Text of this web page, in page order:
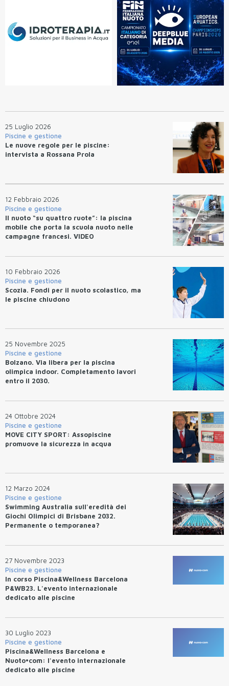
25 Luglio 2026
Piscine e gestione
Le nuove regole per le piscine:
intervista a Rossana Prola
12 Febbraio 2026
Piscine e gestione
Il nuoto “su quattro ruote”: la piscina
mobile che porta la scuola nuoto nelle
campagne francesi. VIDEO
10 Febbraio 2026
Piscine e gestione
Scozia. Fondi per il nuoto scolastico, ma
le piscine chiudono
25 Novembre 2025
Piscine e gestione
Bolzano. Via libera per la piscina
olimpica indoor. Completamento lavori
entro il 2030.
24 Ottobre 2024
Piscine e gestione
MOVE CITY SPORT: Assopiscine
promuove la sicurezza in acqua
12 Marzo 2024
Piscine e gestione
Swimming Australia sull'eredità dei
Giochi Olimpici di Brisbane 2032.
Permanente o temporanea?
27 Novembre 2023
Piscine e gestione
In corso Piscina&Wellness Barcelona
P&WB23. L'evento internazionale
dedicato alle piscine
30 Luglio 2023
Piscine e gestione
Piscina&Wellness Barcelona e
Nuoto•com: l'evento internazionale
dedicato alle piscine